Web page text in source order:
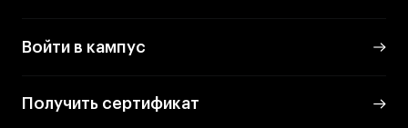
Войти в кампус
Получить сертификат